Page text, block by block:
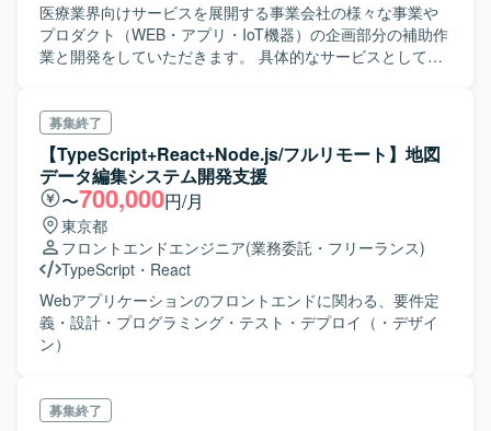
医療業界向けサービスを展開する事業会社の様々な事業や
プロダクト（WEB・アプリ・IoT機器）の企画部分の補助作
業と開発をしていただきます。 具体的なサービスとしては
分析をし改善方法を指導するサービス） ・医療・介護業界
における遠隔面談サービス（新型コロナ関連） ・胸部CTス
キャン画像分析によるコロナ診断サービス モバイルセンシ
ング技術やAI解析など、最先端の技術やノウハウを応用
し、医療課題の解決に取り組みます。 疾患を抱える患者の
在宅での状況などを可視化し、 運動療法食事療法等を組み
合わせたパーソナライズされたプログラムを提供すること
で高い治療効果を実現します。 立ち上がったばかりの新規
事業で、その中で複数のプロジェクトが並行して進んでい
ますが、 どのプロジェクトへのアサインになるかは要相談
になります。 今でしたら場合によって技術選定やアーキテ
Node.js/TypeScript サーバー：AWS Lambda+API Gateway
募集終了
【TypeScript+React+Node.js/フルリモート】地図
データ編集システム開発支援
〜700,000円/月
東京都
フロントエンドエンジニア(業務委託・フリーランス)
TypeScript ・ React
Webアプリケーションのフロントエンドに関わる、要件定
義・設計・プログラミング・テスト・デプロイ（・デザイ
ン）
募集終了